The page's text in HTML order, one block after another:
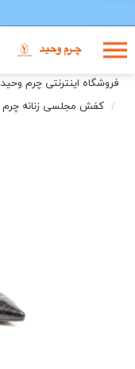
فروشگاه اینترنتی چرم وحید
کفش مجلسی زنانه چرم